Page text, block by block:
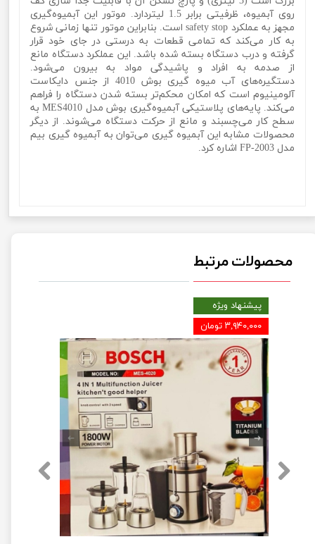
روی آبمیوه، ظرفیتی برابر 1.5 لیتردارد. موتور این آبمیوه‌گیری
مجهز به عملکرد safety stop است. بنابراین موتور تنها زمانی شروع
به کار می‌کند که تمامی قطعات به درستی در جای خود قرار
گرفته و درب دستگاه بسته شده باشد. این عملکرد دستگاه مانع
از صدمه به افراد و پاشیدگی مواد به بیرون می‌‌شود.
دستگیره‌های آب میوه‌ گیری بوش 4010 از جنس دایکاست
آلومینیوم است که امکان محکم‌تر بسته شدن دستگاه را فراهم
می‌کند. پایه‌های پلاستیکی آبمیوه‌گیری بوش مدل MES4010 به
سطح کار می‌چسبند و مانع از حرکت‌ دستگاه می‌شوند. از دیگر
محصولات مشابه این آبمیوه گیری می‌توان به آبمیوه گیری بیم
مدل FP-2003 اشاره کرد.
محصولات مرتبط
پیشنهاد ویژه
۳,۹۴۰,۰۰۰ تومان